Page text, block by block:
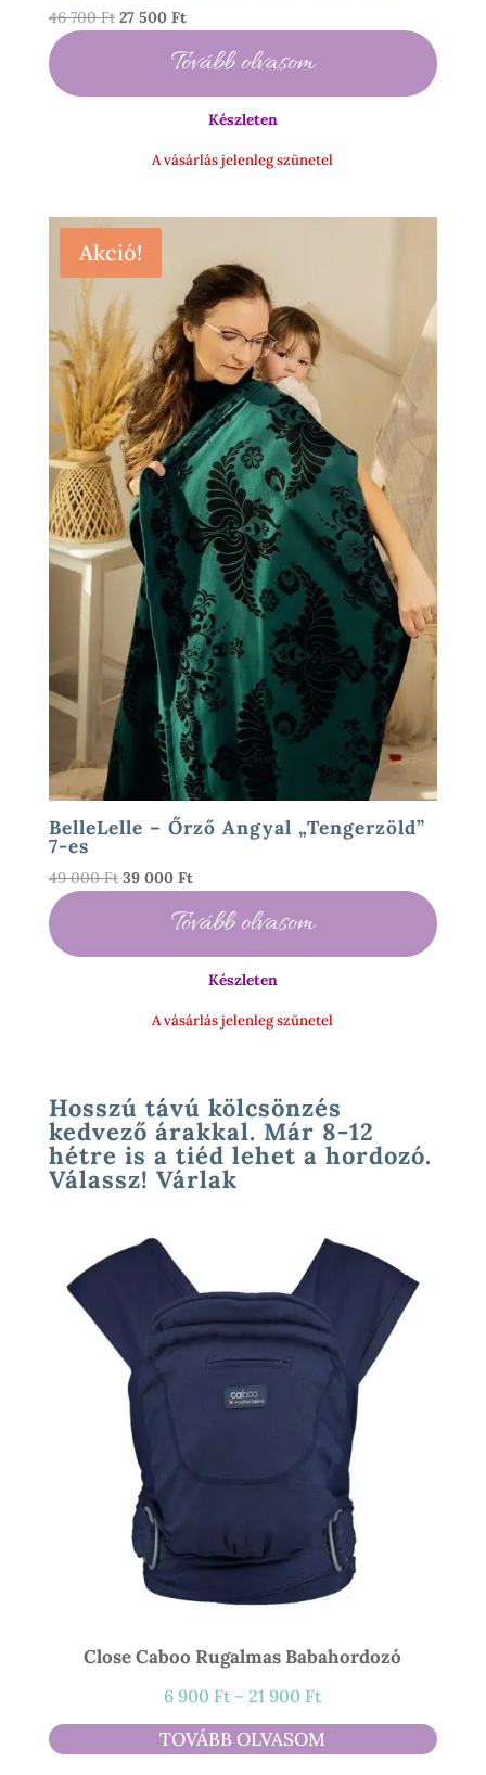
46 700Ft Original
27 500 FtCurrent
is:
500 Ft.
Tovább olvasom
Készleten
A vásárlás jelenleg szünetel
Akció!
BelleLelle – Őrző Angyal „Tengerzöld”
7-es
49 000Ft Original
39 000 FtCurrent
is:
000 Ft.
Tovább olvasom
Készleten
A vásárlás jelenleg szünetel
Hosszú távú kölcsönzés
kedvező árakkal. Már 8-12
hétre is a tiéd lehet a hordozó.
Válassz! Várlak
Close Caboo Rugalmas Babahordozó
6 900 Ft – 21 900 FtÁrtartomány:
6
900 Ft
TOVÁBB OLVASOM